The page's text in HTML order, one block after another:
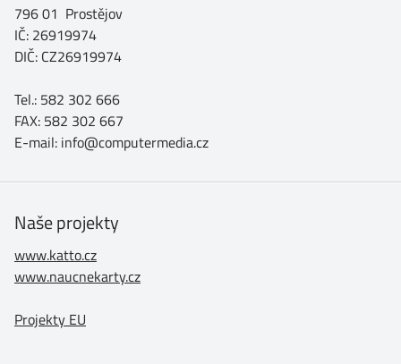
796 01 Prostějov
IČ: 26919974
DIČ: CZ26919974
Tel.: 582 302 666
FAX: 582 302 667
E-mail: info@computermedia.cz
Naše projekty
www.katto.cz
www.naucnekarty.cz
Projekty EU